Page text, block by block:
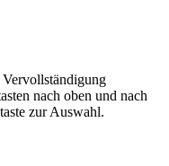
Vervollständigung
nach oben und nach
zur Auswahl.